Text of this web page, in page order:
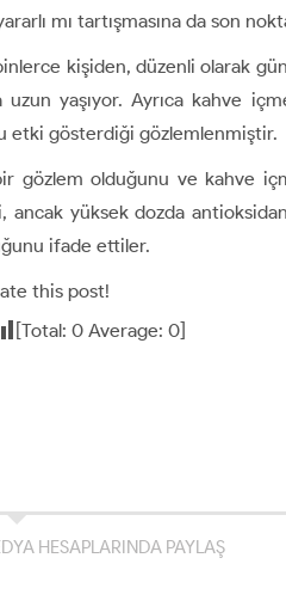
mı tartışmasına da son
kişiden, düzenli olarak
yaşıyor. Ayrıca kahve
etki gösterdiği gözlemlenmiştir.
gözlem olduğunu ve kahve
ancak yüksek dozda
ifade ettiler.
this post!
[Total: 0Average: 0]
HESAPLARINDA PAYLAŞ